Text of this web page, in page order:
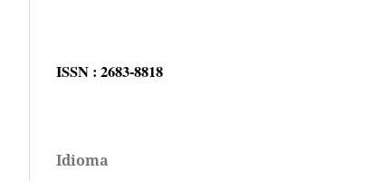
ISSN : 2683-8818
Idioma